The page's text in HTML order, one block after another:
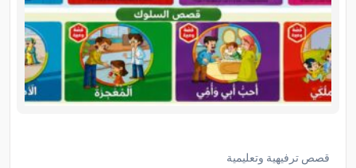
قصص ترفيهية وتعليمية